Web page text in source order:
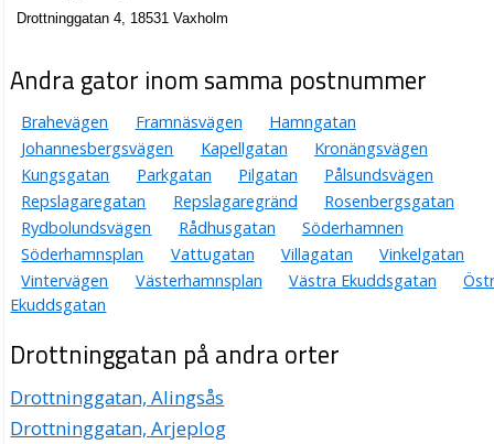
Drottninggatan 4, 18531 Vaxholm
Andra gator inom samma postnummer
Brahevägen Framnäsvägen
Hamngatan
Johannesbergsvägen
Kapellgatan
Kronängsvägen
Kungsgatan
Parkgatan Pilgatan
Pålsundsvägen
Repslagaregatan
Repslagaregränd
Rosenbergsgatan
Rydbolundsvägen
Rådhusgatan
Söderhamnen
Söderhamnsplan
Vattugatan Villagatan
Vinkelgatan
Vintervägen
Västerhamnsplan Västra Ekuddsgatan
Ekuddsgatan
Drottninggatan på andra orter
Drottninggatan, Alingsås
Drottninggatan, Arjeplog